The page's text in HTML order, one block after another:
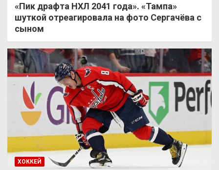
«Пик драфта НХЛ 2041 года». «Тампа»
шуткой отреагировала на фото Сергачёва с
сыном
ХОККЕЙ